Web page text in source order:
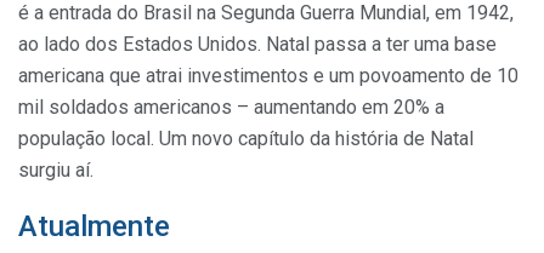
é a entrada do Brasil na Segunda Guerra Mundial, em 1942,
ao lado dos Estados Unidos. Natal passa a ter uma base
americana que atrai investimentos e um povoamento de 10
mil soldados americanos – aumentando em 20% a
população local. Um novo capítulo da história de Natal
surgiu aí.
Atualmente